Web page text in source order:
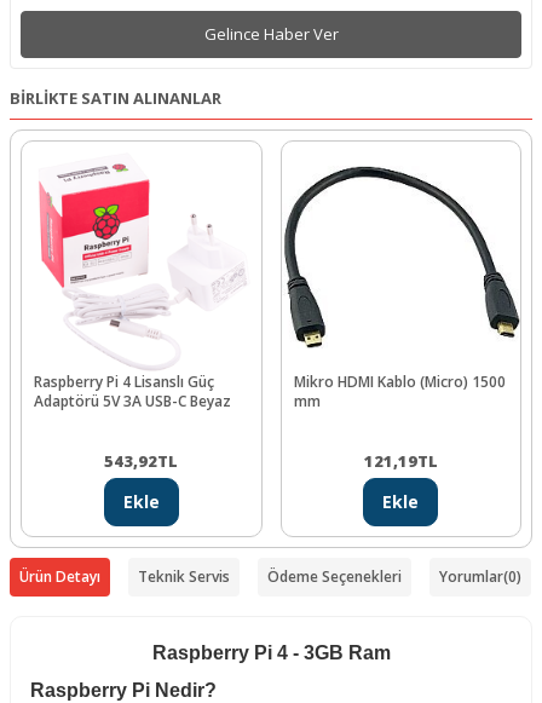
Gelince Haber Ver
BİRLİKTE SATIN ALINANLAR
Raspberry Pi 4 Lisanslı Güç
Adaptörü 5V 3A USB-C Beyaz
543,92TL
Ekle
Mikro HDMI Kablo (Micro) 1500
mm
121,19TL
Ekle
Ürün Detayı Teknik Servis Ödeme Seçenekleri Yorumlar(0)
Raspberry Pi 4 - 3GB Ram
Raspberry Pi Nedir?